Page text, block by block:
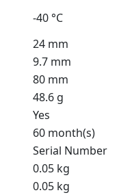
-40 °C
24 mm
9.7 mm
80 mm
48.6 g
Yes
60 month(s)
Serial Number
0.05 kg
0.05 kg